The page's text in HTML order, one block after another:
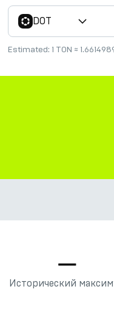
DOT
Estimated: 1 TON ≈
—
Исторический